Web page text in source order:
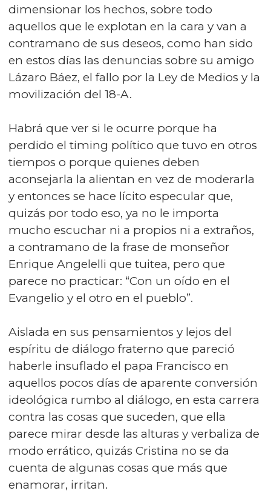
dimensionar los hechos, sobre todo
aquellos que le explotan en la cara y van a
contramano de sus deseos, como han sido
en estos días las denuncias sobre su amigo
Lázaro Báez, el fallo por la Ley de Medios y la
movilización del 18-A.
Habrá que ver si le ocurre porque ha
perdido el timing político que tuvo en otros
tiempos o porque quienes deben
aconsejarla la alientan en vez de moderarla
y entonces se hace lícito especular que,
quizás por todo eso, ya no le importa
mucho escuchar ni a propios ni a extraños,
a contramano de la frase de monseñor
Enrique Angelelli que tuitea, pero que
parece no practicar: “Con un oído en el
Evangelio y el otro en el pueblo”.
Aislada en sus pensamientos y lejos del
espíritu de diálogo fraterno que pareció
haberle insuflado el papa Francisco en
aquellos pocos días de aparente conversión
ideológica rumbo al diálogo, en esta carrera
contra las cosas que suceden, que ella
parece mirar desde las alturas y verbaliza de
modo errático, quizás Cristina no se da
cuenta de algunas cosas que más que
enamorar, irritan.